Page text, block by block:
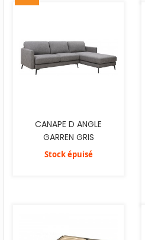
CANAPE D ANGLE
GARREN GRIS
Stock épuisé